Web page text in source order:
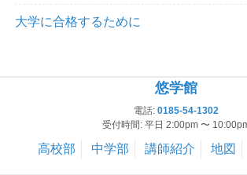
大学に合格するために
悠学館
電話: 0185-54-1302
受付時間: 平日 2:00pm 〜
高校部 中学部 講師紹介 地図